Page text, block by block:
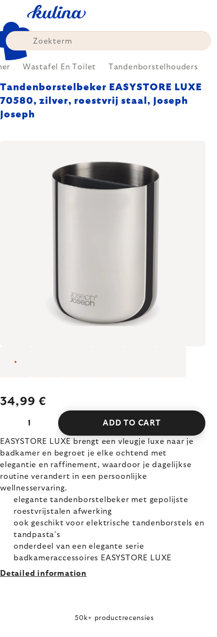
content
Wastafel En Toilet Tandenborstelhouders
Tandenborstelbeker EASYSTORE LUXE
70580, zilver, roestvrij staal, Joseph
Joseph
34,99 €
ADD TO CART
EASYSTORE LUXE brengt een vleugje luxe naar je
badkamer en begroet je elke ochtend met
elegantie en raffinement, waardoor je dagelijkse
routine verandert in een persoonlijke
wellnesservaring.
elegante tandenborstelbeker met gepolijste
roestvrijstalen afwerking
ook geschikt voor elektrische tandenborstels en
tandpasta's
onderdeel van een elegante serie
badkameraccessoires EASYSTORE LUXE
Detailed information
50k+ productrecensies